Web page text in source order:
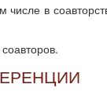
числе в